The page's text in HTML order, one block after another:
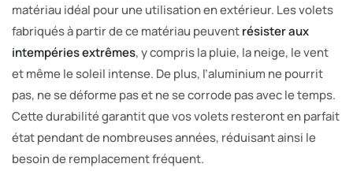
matériau idéal pour une utilisation en extérieur. Les volets
fabriqués à partir de ce matériau peuventrésister aux
intempéries extrêmes, y compris la pluie, la neige, le vent
et même le soleil intense. De plus, l’aluminium ne pourrit
pas, ne se déforme pas et ne se corrode pas avec le temps.
Cette durabilité garantit que vos volets resteront en parfait
état pendant de nombreuses années, réduisant ainsi le
besoin de remplacement fréquent.